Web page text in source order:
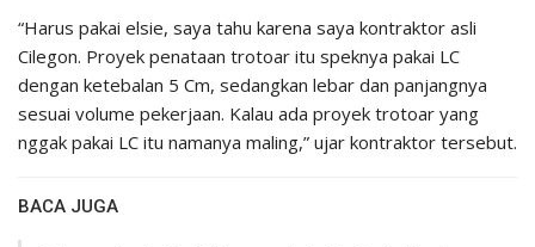
“Harus pakai elsie, saya tahu karena saya kontraktor asli
Cilegon. Proyek penataan trotoar itu speknya pakai LC
dengan ketebalan 5 Cm, sedangkan lebar dan panjangnya
sesuai volume pekerjaan. Kalau ada proyek trotoar yang
nggak pakai LC itu namanya maling,” ujar kontraktor tersebut.
BACA JUGA